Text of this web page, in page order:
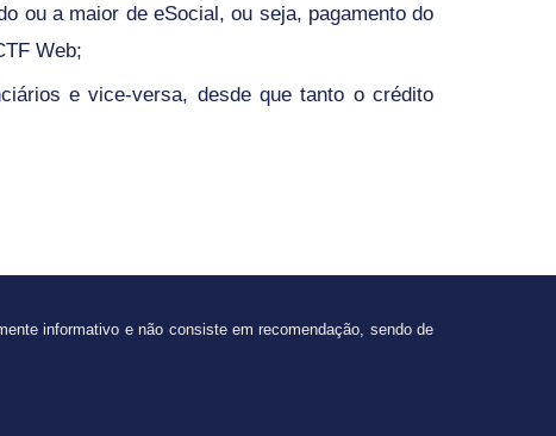
ou a maior de eSocial, ou seja, pagamento do
Web;
e vice-versa, desde que tanto o crédito
informativo e não consiste em recomendação, sendo de